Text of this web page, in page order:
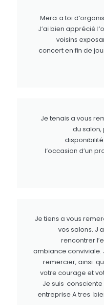
Merci a toi
J’ai bien apprécié
voisins
concert en fin de
Je tenais a vous
du salon,
l’occasion d’un
Je tiens a vous
vos salons. J
rencontrer
ambiance conviviale.
remercier, ainsi
votre courage et
Je suis
entreprise A tres